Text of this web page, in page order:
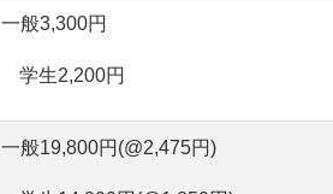
一般3,300円
学生2,200円
一般19,800円(@2,475円)